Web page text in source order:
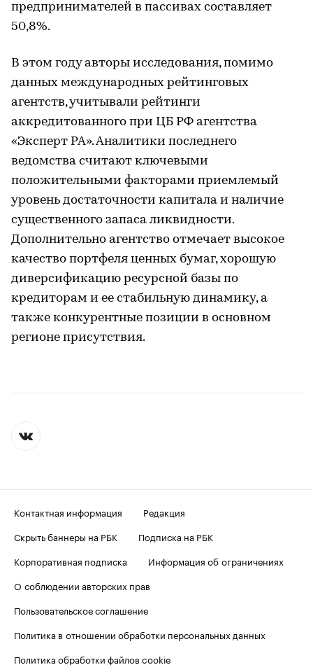
предпринимателей в пассивах составляет
50,8%.
В этом году авторы исследования, помимо
данных международных рейтинговых
агентств, учитывали рейтинги
аккредитованного при ЦБ РФ агентства
«Эксперт РА». Аналитики последнего
ведомства считают ключевыми
положительными факторами приемлемый
уровень достаточности капитала и наличие
существенного запаса ликвидности.
Дополнительно агентство отмечает высокое
качество портфеля ценных бумаг, хорошую
диверсификацию ресурсной базы по
кредиторам и ее стабильную динамику, а
также конкурентные позиции в основном
регионе присутствия.
Контактная информация
Редакция
Скрыть баннеры на РБК
Подписка на РБК
Корпоративная подписка
Информация об ограничениях
О соблюдении авторских прав
Пользовательское соглашение
Политика в отношении обработки персональных данных
Политика обработки файлов cookie